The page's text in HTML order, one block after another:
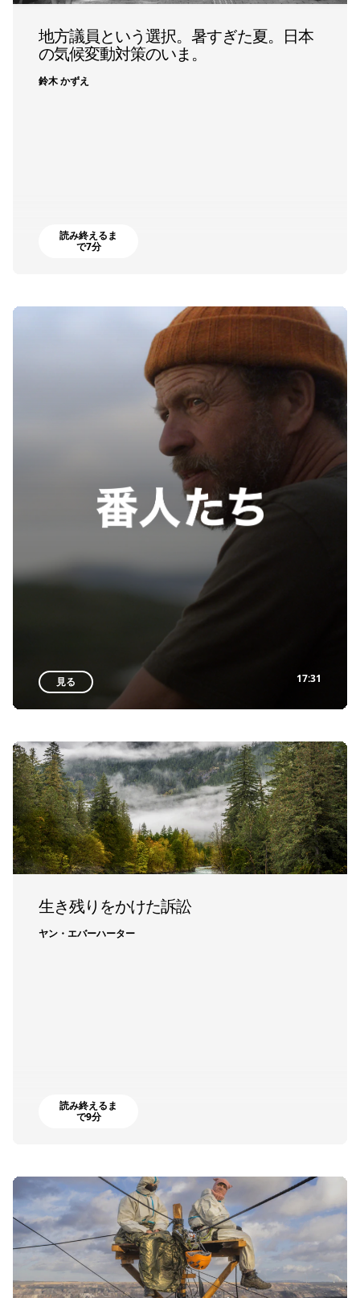
地方議員という選択。暑すぎた夏。日本
の気候変動対策のいま。
鈴木 かずえ
読み終えるま
で7分
見る 17:31
生き残りをかけた訴訟
ヤン・エバーハーター
読み終えるま
で9分